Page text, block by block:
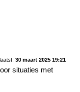
30 maart 2025 19:21
situaties met